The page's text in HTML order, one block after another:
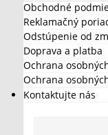
Obchodné
Reklamačný
Odstúpenie od
Doprava a platba
Ochrana
Ochrana
Kontaktujte nás